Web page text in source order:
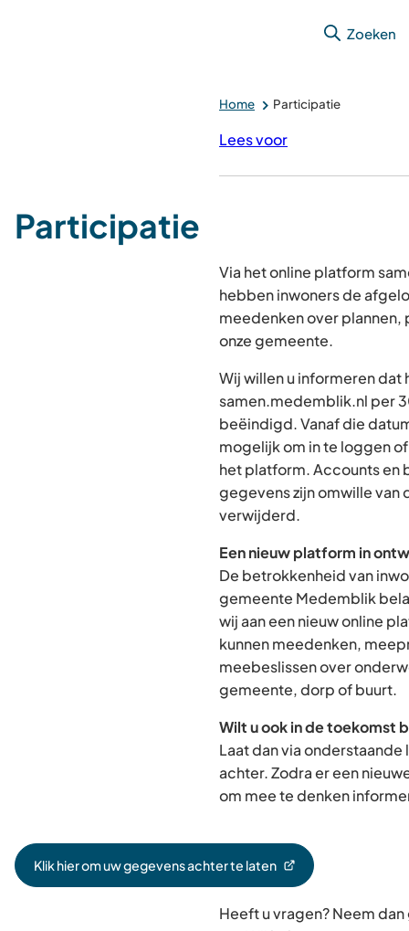
Zoeken
Home Participatie
Lees voor
Participatie
Via het online platform
hebben inwoners de
meedenken over
onze gemeente.
Wij willen u informeren dat
samen.medemblik.nl per
beëindigd. Vanaf die
mogelijk om in te loggen
het platform. Accounts en
gegevens zijn omwille van
verwijderd.
Een nieuw platform in
De betrokkenheid van
gemeente Medemblik
wij aan een nieuw online
kunnen meedenken,
meebeslissen over
gemeente, dorp of buurt.
Wilt u ook in de toekomst
Laat dan via
achter. Zodra er een
om mee te denken
Klik hier om uw gegevens achter te laten
(Verwijst
Heeft u vragen? Neem